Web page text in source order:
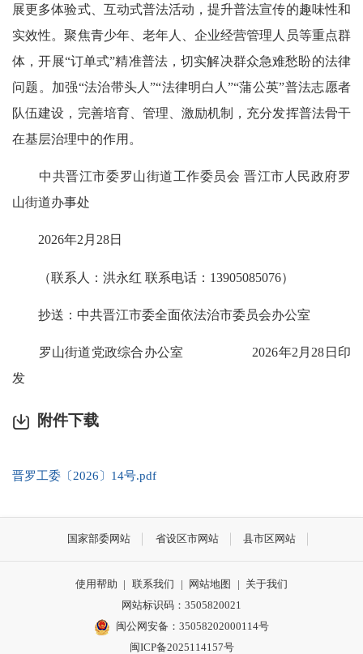
展更多体验式、互动式普法活动，提升普法宣传的趣味性和
实效性。聚焦青少年、老年人、企业经营管理人员等重点群
体，开展“订单式”精准普法，切实解决群众急难愁盼的法律
问题。加强“法治带头人”“法律明白人”“蒲公英”普法志愿者
队伍建设，完善培育、管理、激励机制，充分发挥普法骨干
在基层治理中的作用。
中共晋江市委罗山街道工作委员会 晋江市人民政府罗
山街道办事处
2026年2月28日
（联系人：洪永红 联系电话：13905085076）
抄送：中共晋江市委全面依法治市委员会办公室
罗山街道党政综合办公室 2026年2月28日印
发
附件下载
晋罗工委〔2026〕14号.pdf
国家部委网站 省设区市网站 县市区网站
使用帮助 | 联系我们 | 网站地图 | 关于我们
网站标识码：3505820021
闽公网安备：35058202000114号
闽ICP备2025114157号